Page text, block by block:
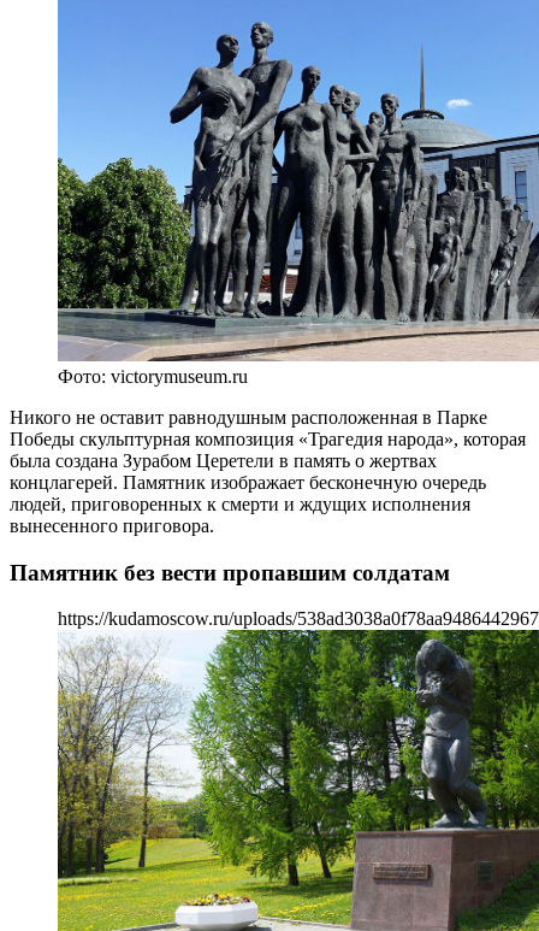
Фото: victorymuseum.ru
Никого не оставит равнодушным расположенная в Парке
Победы скульптурная композиция «Трагедия народа», которая
была создана Зурабом Церетели в память о жертвах
концлагерей. Памятник изображает бесконечную очередь
людей, приговоренных к смерти и ждущих исполнения
вынесенного приговора.
Памятник без вести пропавшим солдатам
https://kudamoscow.ru/uploads/